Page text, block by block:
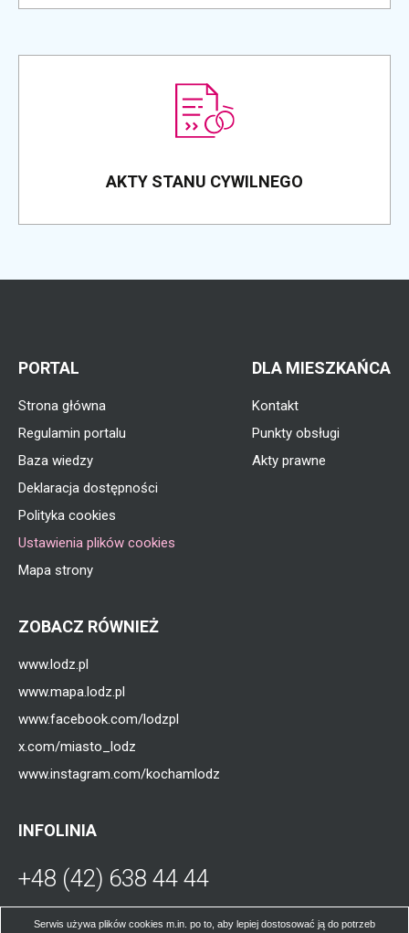
Serwis używa plików cookies m.in. po to, aby lepiej dostosować ją do potrzeb
AKTY STANU CYWILNEGO
PORTAL
Strona główna
Regulamin portalu
Baza wiedzy
Deklaracja dostępności
Polityka cookies
Ustawienia plików cookies
Mapa strony
DLA MIESZKAŃCA
Kontakt
Punkty obsługi
Akty prawne
ZOBACZ RÓWNIEŻ
www.lodz.pl
www.mapa.lodz.pl
www.facebook.com/lodzpl
x.com/miasto_lodz
www.instagram.com/kochamlodz
INFOLINIA
+48 (42) 638 44 44
się
W poniedziałki, środy, czwartki i piątki od